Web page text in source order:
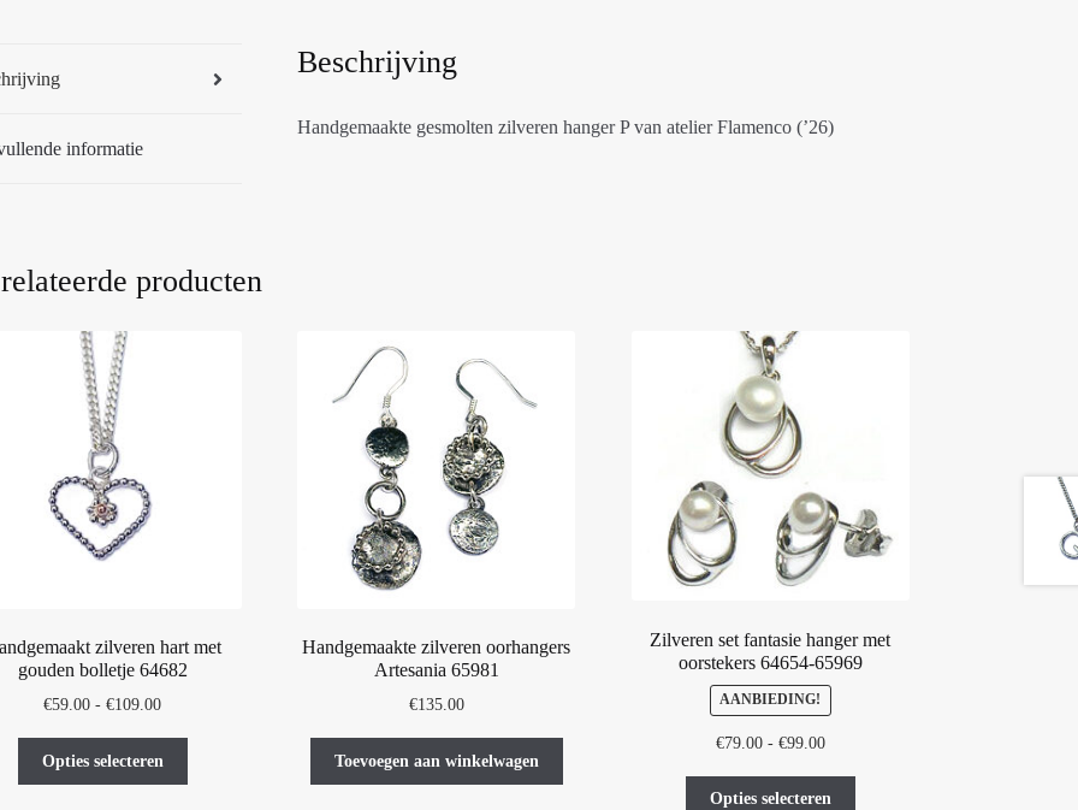
informatie
Beschrijving
Handgemaakte gesmolten zilveren hanger P van atelier Flamenco (’26)
producten
zilveren hart met
gouden bolletje 64682
€59.00 - €109.00Prijsklasse:
tot
€109.00
Opties selecteren
Handgemaakte zilveren oorhangers
Artesania 65981
€135.00
Toevoegen aan winkelwagen
Zilveren set fantasie hanger met
oorstekers 64654-65969
AANBIEDING!
€79.00 - €99.00Prijsklasse:
tot
Opties selecteren